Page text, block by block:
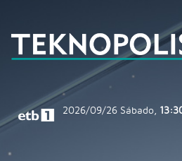
2026/09/26 Sábado,